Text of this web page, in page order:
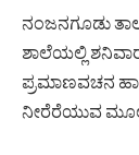
ನಂಜನಗೂಡು
ಶಾಲೆಯಲ್ಲಿ
ಪ್ರಮಾಣವಚನ
ನೀರೆರೆಯುವ